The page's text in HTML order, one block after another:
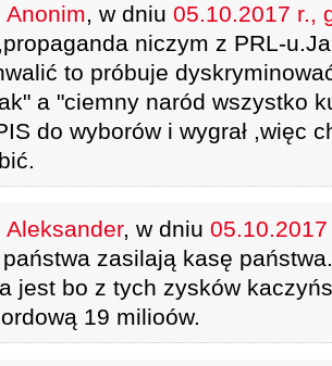
Anonim, w dniu 05.10.2017 r.,
niczym z PRL-
to próbuje
a "ciemny naród wszystko
do wyborów i wygrał ,więc
Aleksander, w dniu
państwa zasilają kasę
jest bo z tych zysków
19 milioów.